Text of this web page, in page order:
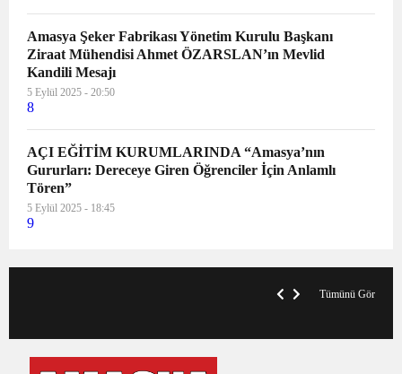
Amasya Şeker Fabrikası Yönetim Kurulu Başkanı
Ziraat Mühendisi Ahmet ÖZARSLAN’ın Mevlid
Kandili Mesajı
5 Eylül 2025 - 20:50
8
AÇI EĞİTİM KURUMLARINDA “Amasya’nın
Gururları: Dereceye Giren Öğrenciler İçin Anlamlı
Tören”
5 Eylül 2025 - 18:45
9
Tümünü Gör